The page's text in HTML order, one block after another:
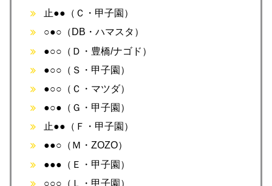
止●●（Ｃ・甲子園）
○●○（DB・ハマスタ）
●○○（Ｄ・豊橋/ナゴド）
●○○（Ｓ・甲子園）
●○○（Ｃ・マツダ）
●○●（Ｇ・甲子園）
止●●（Ｆ・甲子園）
●●○（Ｍ・ZOZO）
●●●（Ｅ・甲子園）
○○○（Ｌ・甲子園）